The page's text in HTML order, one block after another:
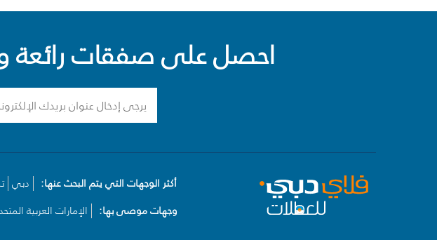
احصل على صفقات رائعة
أكثر الوجهات التي يتم البحث عنها: دبي
وجهات موصى بها:
الإمارات العربية